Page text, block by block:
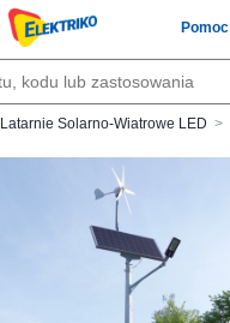
Pomoc
Latarnie Solarno-Wiatrowe LED